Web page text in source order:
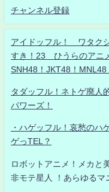
チャンネル登録
アイドッフル！ ワタク
すき！23 ひうらのアニ
SNH48！JKT48！
タダッフル！ネトゲ廃人
パワーズ！
・ハゲッフル！哀愁のハ
ゲっTEL？
ロボットアニメ！メカと
非モテ星人 ！あらゆるマ